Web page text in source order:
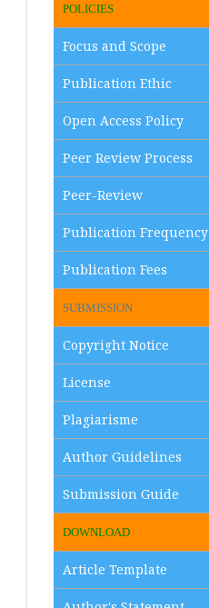
POLICIES
Focus and Scope
Publication Ethic
Open Access Policy
Peer Review Process
Peer-Review
Publication Frequency
Publication Fees
SUBMISSION
Copyright Notice
License
Plagiarisme
Author Guidelines
Submission Guide
DOWNLOAD
Article Template